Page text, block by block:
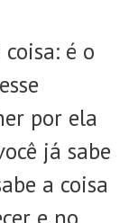
é o
por ela
já sabe
a coisa